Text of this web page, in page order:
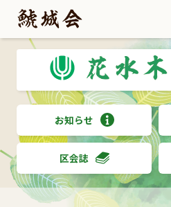
お知らせ
区会誌